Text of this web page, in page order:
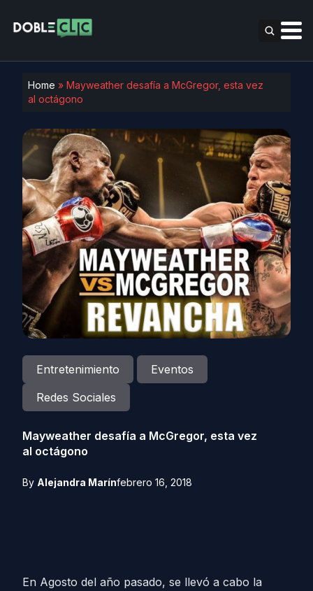
Home » Mayweather desafía a McGregor, esta vez
al octágono
Entretenimiento
Eventos
Redes Sociales
Mayweather desafía a McGregor, esta vez
al octágono
By Alejandra Marínfebrero 16, 2018
En Agosto del año pasado, se llevó a cabo la